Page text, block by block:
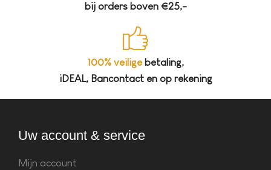
bij orders boven €25,-
100% veiligebetaling,
iDEAL, Bancontact en op rekening
Uw account & service
Mijn account